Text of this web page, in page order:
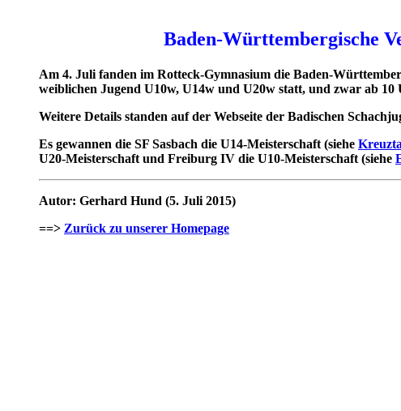
Baden-Württembergische
Am 4. Juli fanden im Rotteck-Gymnasium die Baden-
weiblichen Jugend U10w, U14w und U20w statt, und zwar ab 10
Weitere Details standen auf der Webseite der Badischen
Es gewannen die SF Sasbach die U14-Meisterschaft (siehe
U20-Meisterschaft und Freiburg IV die U10-Meisterschaft (siehe
Autor: Gerhard Hund (5. Juli 2015)
==> Zurück zu unserer Homepage